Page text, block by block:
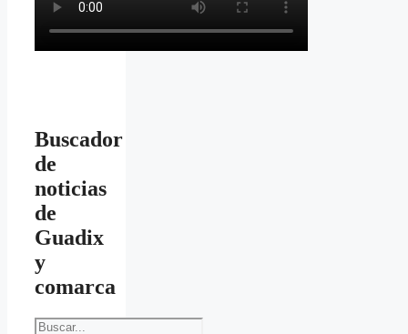
Buscador
de
noticias
de
Guadix
y
comarca
Buscar: